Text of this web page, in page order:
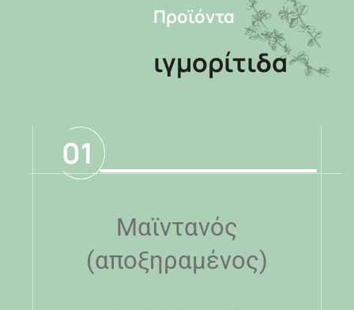
Προϊόντα
ιγμορίτιδα
01
Μαϊντανός
(αποξηραμένος)